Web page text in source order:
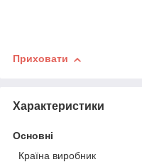
Приховати
Характеристики
Основні
Країна виробник